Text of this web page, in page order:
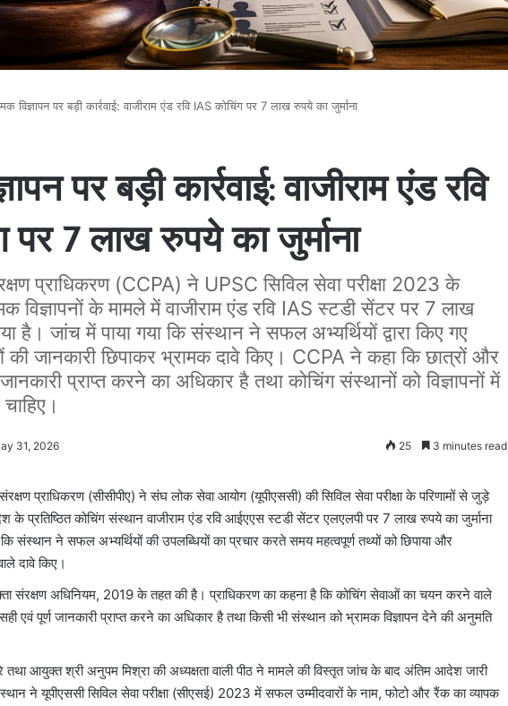
विज्ञापन पर बड़ी कार्रवाई: वाजीराम एंड रवि IAS कोचिंग पर 7 लाख रुपये का जुर्माना
पर बड़ी कार्रवाई: वाजीराम एंड रवि
पर 7 लाख रुपये का जुर्माना
प्राधिकरण (CCPA) ने UPSC सिविल सेवा परीक्षा 2023 के
विज्ञापनों के मामले में वाजीराम एंड रवि IAS स्टडी सेंटर पर 7 लाख
है। जांच में पाया गया कि संस्थान ने सफल अभ्यर्थियों द्वारा किए गए
की जानकारी छिपाकर भ्रामक दावे किए। CCPA ने कहा कि छात्रों और
प्राप्त करने का अधिकार है तथा कोचिंग संस्थानों को विज्ञापनों में
चाहिए।
31, 2026 25 3 minutes read
प्राधिकरण (सीसीपीए) ने संघ लोक सेवा आयोग (यूपीएससी) की सिविल सेवा परीक्षा के परिणामों से जुड़े
के प्रतिष्ठित कोचिंग संस्थान वाजीराम एंड रवि आईएएस स्टडी सेंटर एलएलपी पर 7 लाख रुपये का जुर्माना
संस्थान ने सफल अभ्यर्थियों की उपलब्धियों का प्रचार करते समय महत्वपूर्ण तथ्यों को छिपाया और
दावे किए।
संरक्षण अधिनियम, 2019 के तहत की है। प्राधिकरण का कहना है कि कोचिंग सेवाओं का चयन करने वाले
सही एवं पूर्ण जानकारी प्राप्त करने का अधिकार है तथा किसी भी संस्थान को भ्रामक विज्ञापन देने की अनुमति
आयुक्त श्री अनुपम मिश्रा की अध्यक्षता वाली पीठ ने मामले की विस्तृत जांच के बाद अंतिम आदेश जारी
ने यूपीएससी सिविल सेवा परीक्षा (सीएसई) 2023 में सफल उम्मीदवारों के नाम, फोटो और रैंक का व्यापक